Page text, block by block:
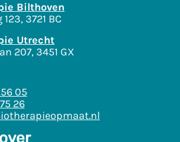
Bilthoven
3721 BC
Utrecht
207, 3451 GX
05
26